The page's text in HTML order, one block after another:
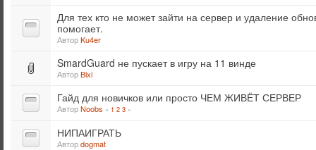
Для тех кто не может зайти на сервер и удаление
помогает.
АвторKu4er
SmardGuard не пускает в игру на 11 винде
АвторBixi
Гайд для новичков или просто ЧЕМ ЖИВЁТ СЕРВЕР
АвторNoobs « 1 2 3 »
НИПАИГРАТЬ
Авторdogmat